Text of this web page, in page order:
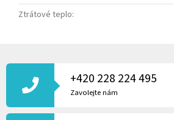
Ztrátové teplo:
Á
T
+420 228 224 495
Zavolejte nám